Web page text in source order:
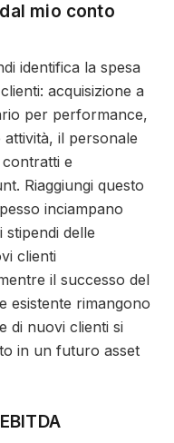
mio conto
identifica la spesa
acquisizione a
per performance,
il personale
e
Riaggiungi questo
inciampano
stipendi delle
clienti
il successo del
esistente rimangono
di nuovi clienti si
in un futuro asset